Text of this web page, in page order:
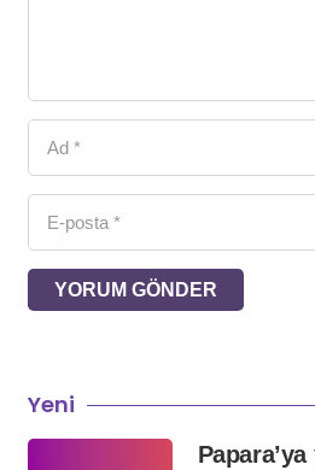
YORUM GÖNDER
Yeni